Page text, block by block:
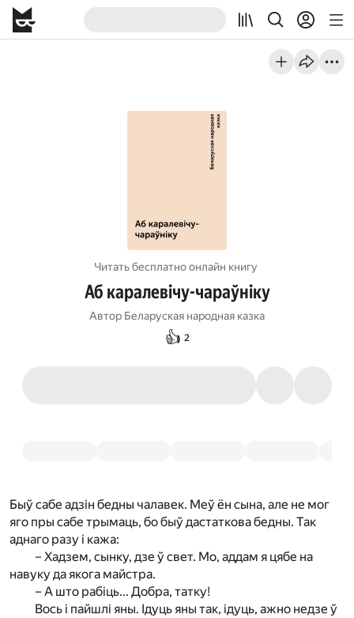
Читать бесплатно онлайн книгу
Аб каралевічу-чараўніку
Автор Беларуская народная казка
👍 2
Быў сабе адзін бедны чалавек. Меў ён сына, але не мог
яго пры сабе трымаць, бо быў дастаткова бедны. Так
аднаго разу і кажа:
– Хадзем, сынку, дзе ў свет. Мо, аддам я цябе на
навуку да якога майстра.
– А што рабіць... Добра, татку!
Вось і пайшлі яны. Ідуць яны так, ідуць, ажно недзе ў